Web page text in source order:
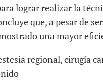
lograr realizar la
que, a pesar de
una mayor
regional, cirugía